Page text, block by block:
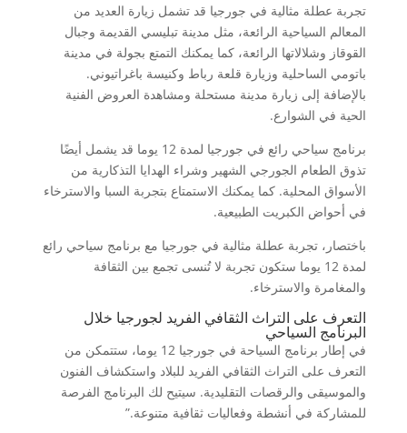
تجربة عطلة مثالية في جورجيا قد تشمل زيارة العديد من
المعالم السياحية الرائعة، مثل مدينة تبليسي القديمة وجبال
القوقاز وشلالاتها الرائعة، كما يمكنك التمتع بجولة في مدينة
باتومي الساحلية وزيارة قلعة رباط وكنيسة باغراتيوني.
بالإضافة إلى زيارة مدينة مستحلة ومشاهدة العروض الفنية
الحية في الشوارع.
برنامج سياحي رائع في جورجيا لمدة 12 يوما قد يشمل أيضًا
تذوق الطعام الجورجي الشهير وشراء الهدايا التذكارية من
الأسواق المحلية. كما يمكنك الاستمتاع بتجربة السبا والاسترخاء
في أحواض الكبريت الطبيعية.
باختصار، تجربة عطلة مثالية في جورجيا مع برنامج سياحي رائع
لمدة 12 يوما ستكون تجربة لا تُنسى تجمع بين الثقافة
والمغامرة والاسترخاء.
التعرف على التراث الثقافي الفريد لجورجيا خلال
البرنامج السياحي
في إطار برنامج السياحة في جورجيا 12 يوما، ستتمكن من
التعرف على التراث الثقافي الفريد للبلاد واستكشاف الفنون
والموسيقى والرقصات التقليدية. سيتيح لك البرنامج الفرصة
للمشاركة في أنشطة وفعاليات ثقافية متنوعة.”